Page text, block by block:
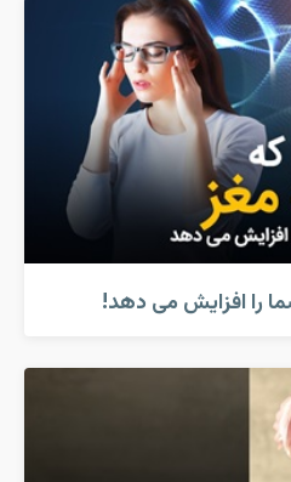
را افزایش می دهد!